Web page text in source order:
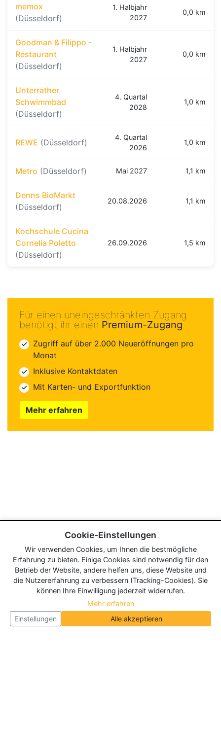
memox
(Düsseldorf)
1. Halbjahr
2027
0,0 km
Goodman & Filippo -
Restaurant
(Düsseldorf)
1. Halbjahr
2027
0,0 km
Unterrather
Schwimmbad
(Düsseldorf)
4. Quartal
2028
1,0 km
REWE (Düsseldorf)
4. Quartal
2026
1,0 km
Metro (Düsseldorf) Mai 2027 1,1 km
Denns BioMarkt
(Düsseldorf)
20.08.2026 1,1 km
Kochschule Cucina
Cornelia Poletto
(Düsseldorf)
26.09.2026 1,5 km
Für einen uneingeschränkten Zugang
benötigt ihr einen Premium-Zugang
Zugriff auf über 2.000 Neueröffnungen pro
Monat
Inklusive Kontaktdaten
Mit Karten- und Exportfunktion
Mehr erfahren
Cookie-Einstellungen
Wir verwenden Cookies, um Ihnen die bestmögliche
Erfahrung zu bieten. Einige Cookies sind notwendig für den
Betrieb der Website, andere helfen uns, diese Website und
die Nutzererfahrung zu verbessern (Tracking-Cookies). Sie
können Ihre Einwilligung jederzeit widerrufen.
Mehr erfahren
Einstellungen
Alle akzeptieren